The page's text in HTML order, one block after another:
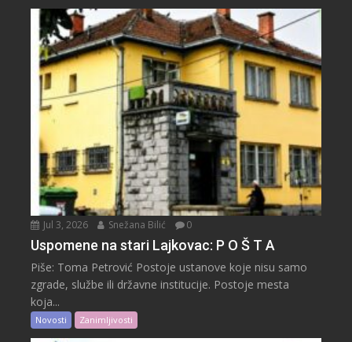
Jul 3, 2026 Snežana Bilić 0
Uspomene na stari Lajkovac: P O Š T A
Piše: Toma Petrović Postoje ustanove koje nisu samo
zgrade, službe ili državne institucije. Postoje mesta
koja...
Novosti Zanimljivosti